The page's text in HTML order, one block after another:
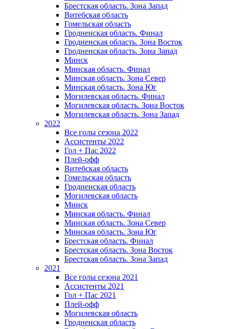
Брестская область. Зона Запад
Витебская область
Гомельская область
Гродненская область. Финал
Гродненская область. Зона Восток
Гродненская область. Зона Запад
Минск
Минская область. Финал
Минская область. Зона Север
Минская область. Зона Юг
Могилевская область. Финал
Могилевская область. Зона Восток
Могилевская область. Зона Запад
2022
Все голы сезона 2022
Ассистенты 2022
Гол + Пас 2022
Плей-офф
Витебская область
Гомельская область
Гродненская область
Могилевская область
Минск
Mинская область. Финал
Минская область. Зона Север
Минская область. Зона Юг
Брестская область. Финал
Брестская область. Зона Восток
Брестская область. Зона Запад
2021
Все голы сезона 2021
Ассистенты 2021
Гол + Пас 2021
Плей-офф
Могилевская область
Гродненская область